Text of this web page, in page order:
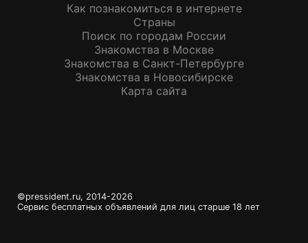
Как познакомиться в интернете
Страны
Поиск по городам России
Знакомства в Москве
Знакомства в Санкт-Петербурге
Знакомства в Новосибирске
Карта сайта
©pressident.ru, 2014-2026
Сервис бесплатных объявлений для лиц старше 18 лет